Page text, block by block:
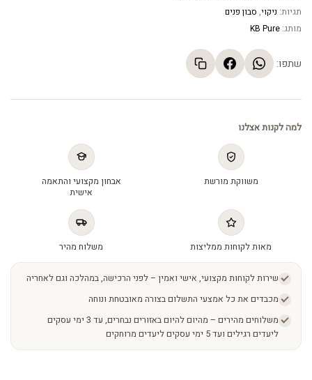
תגיות: ניקוי, סבון פנים
מותג: KB Pure
שתפו:
למה לקנות אצלנו
משווקת מורשת
אבחון מקצועי והתאמה
אישית
מאות לקוחות ממליצות משלוח מהיר
שירות לקוחות מקצועי, אישי ואמין – לפני הרכישה, במהלכה וגם לאחריה
מכבדים את כל אמצעי התשלום בצורה מאובטחת ונוחה
משלוחים מהירים – מהיום להיום באזורים נבחרים, עד 3 ימי עסקים
ליעדים רגילים ועד 5 ימי עסקים ליעדים מרוחקים